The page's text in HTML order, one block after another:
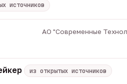
источников
АО "Современные
из открытых источников